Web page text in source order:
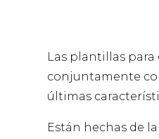
Las plantillas para
conjuntamente
últimas
Están hechas de